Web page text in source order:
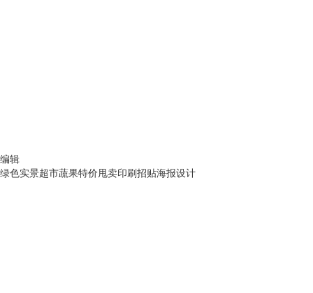
编辑
绿色实景超市蔬果特价甩卖印刷招贴海报设计